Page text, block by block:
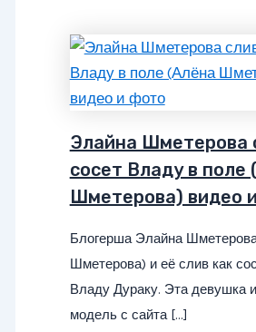
Элайна Шметерова
сосет Владу в поле
Шметерова) видео
Блогерша Элайна
Шметерова) и её слив как
Владу Дураку. Эта девушка
модель с сайта […]